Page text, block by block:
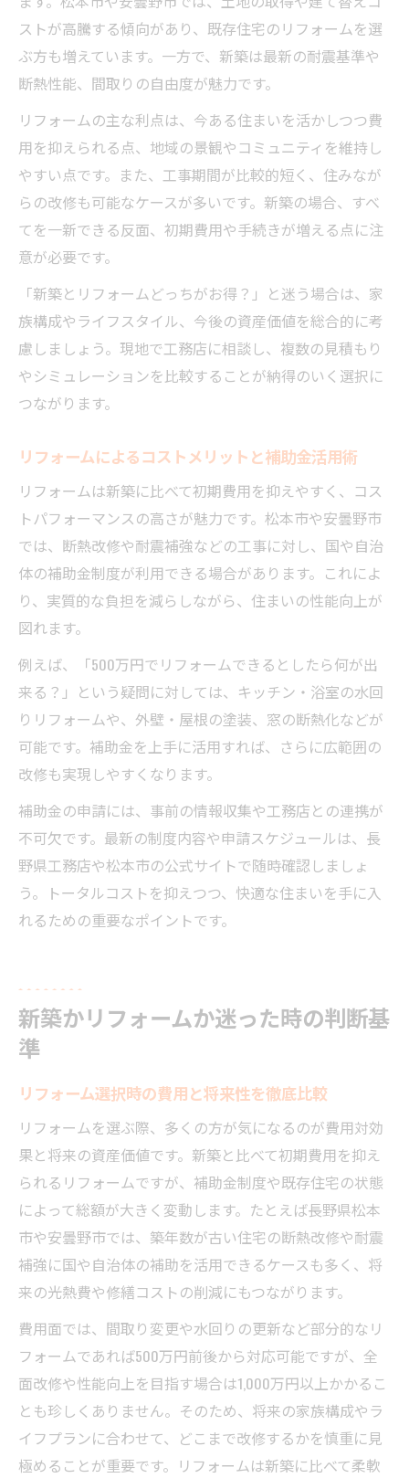
ストが高騰する傾向があり、既存住宅のリフォームを選
ぶ方も増えています。一方で、新築は最新の耐震基準や
断熱性能、間取りの自由度が魅力です。
リフォームの主な利点は、今ある住まいを活かしつつ費
用を抑えられる点、地域の景観やコミュニティを維持し
やすい点です。また、工事期間が比較的短く、住みなが
らの改修も可能なケースが多いです。新築の場合、すべ
てを一新できる反面、初期費用や手続きが増える点に注
意が必要です。
「新築とリフォームどっちがお得？」と迷う場合は、家
族構成やライフスタイル、今後の資産価値を総合的に考
慮しましょう。現地で工務店に相談し、複数の見積もり
やシミュレーションを比較することが納得のいく選択に
つながります。
リフォームによるコストメリットと補助金活用術
リフォームは新築に比べて初期費用を抑えやすく、コス
トパフォーマンスの高さが魅力です。松本市や安曇野市
では、断熱改修や耐震補強などの工事に対し、国や自治
体の補助金制度が利用できる場合があります。これによ
り、実質的な負担を減らしながら、住まいの性能向上が
図れます。
例えば、「500万円でリフォームできるとしたら何が出
来る？」という疑問に対しては、キッチン・浴室の水回
りリフォームや、外壁・屋根の塗装、窓の断熱化などが
可能です。補助金を上手に活用すれば、さらに広範囲の
改修も実現しやすくなります。
補助金の申請には、事前の情報収集や工務店との連携が
不可欠です。最新の制度内容や申請スケジュールは、長
野県工務店や松本市の公式サイトで随時確認しましょ
う。トータルコストを抑えつつ、快適な住まいを手に入
れるための重要なポイントです。
新築かリフォームか迷った時の判断基
準
リフォーム選択時の費用と将来性を徹底比較
リフォームを選ぶ際、多くの方が気になるのが費用対効
果と将来の資産価値です。新築と比べて初期費用を抑え
られるリフォームですが、補助金制度や既存住宅の状態
によって総額が大きく変動します。たとえば長野県松本
市や安曇野市では、築年数が古い住宅の断熱改修や耐震
補強に国や自治体の補助を活用できるケースも多く、将
来の光熱費や修繕コストの削減にもつながります。
費用面では、間取り変更や水回りの更新など部分的なリ
フォームであれば500万円前後から対応可能ですが、全
面改修や性能向上を目指す場合は1,000万円以上かかるこ
とも珍しくありません。そのため、将来の家族構成やラ
イフプランに合わせて、どこまで改修するかを慎重に見
極めることが重要です。リフォームは新築に比べて柔軟